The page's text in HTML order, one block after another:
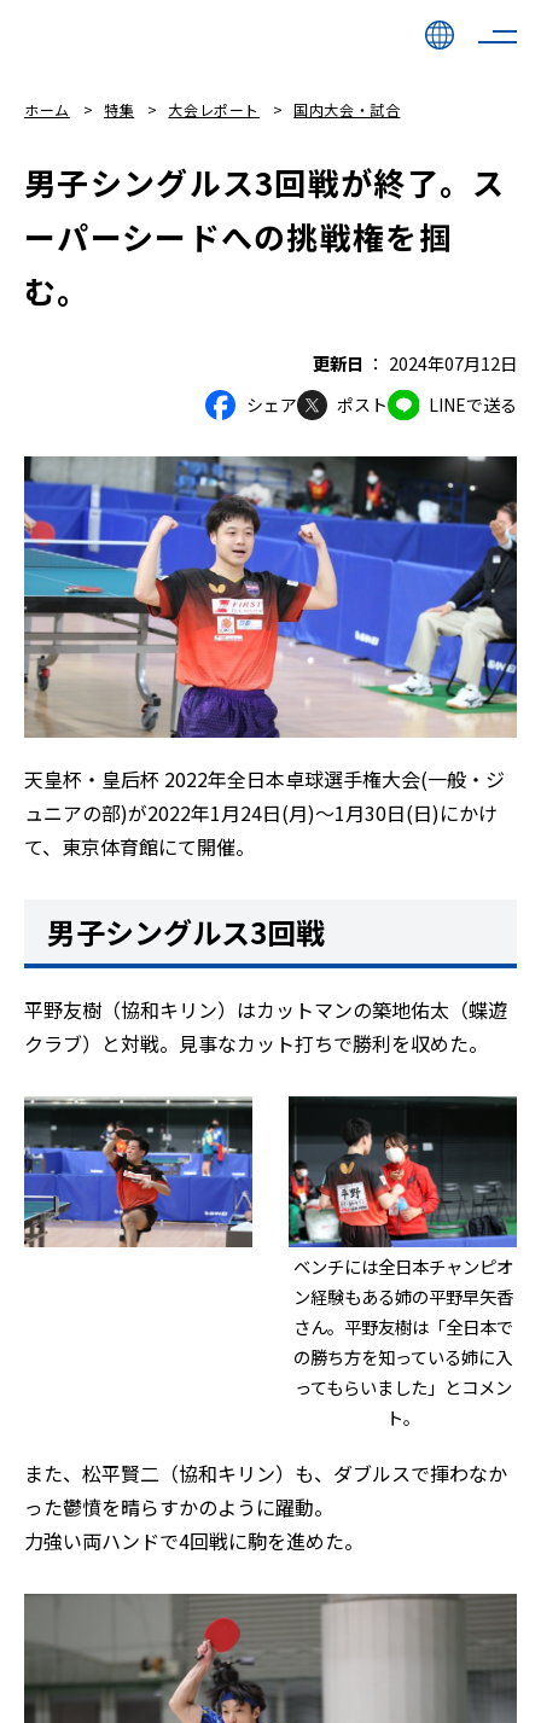
ホーム 特集 大会レポート 国内大会・試合
男子シングルス3回戦が終了。ス
ーパーシードへの挑戦権を掴
む。
更新日 2024年07月12日
シェア ポスト LINEで送る
天皇杯・皇后杯 2022年全日本卓球選手権大会(一般・ジ
ュニアの部)が2022年1月24日(月)～1月30日(日)にかけ
て、東京体育館にて開催。
男子シングルス3回戦
平野友樹（協和キリン）はカットマンの築地佑太（蝶遊
クラブ）と対戦。見事なカット打ちで勝利を収めた。
ベンチには全日本チャンピオ
ン経験もある姉の平野早矢香
さん。平野友樹は「全日本で
の勝ち方を知っている姉に入
ってもらいました」とコメン
ト。
また、松平賢二（協和キリン）も、ダブルスで揮わなか
った鬱憤を晴らすかのように躍動。
力強い両ハンドで4回戦に駒を進めた。